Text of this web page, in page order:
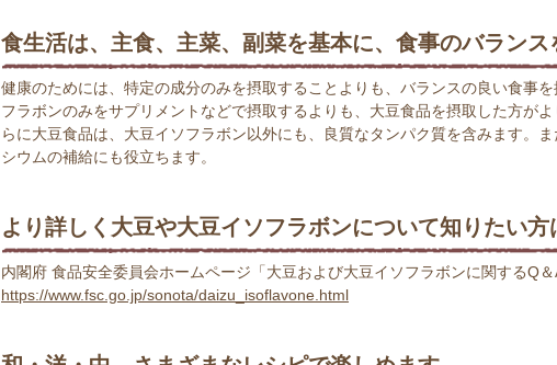
食生活は、主食、主菜、副菜を基本に、食事のバランス
健康のためには、特定の成分のみを摂取することよりも、バランスの良い食事
フラボンのみをサプリメントなどで摂取するよりも、大豆食品を摂取した方が
らに大豆食品は、大豆イソフラボン以外にも、良質なタンパク質を含みます。
シウムの補給にも役立ちます。
より詳しく大豆や大豆イソフラボンについて知りたい方
内閣府 食品安全委員会ホームページ「大豆および大豆イソフラボンに関するQ＆
https://www.fsc.go.jp/sonota/daizu_isoflavone.html